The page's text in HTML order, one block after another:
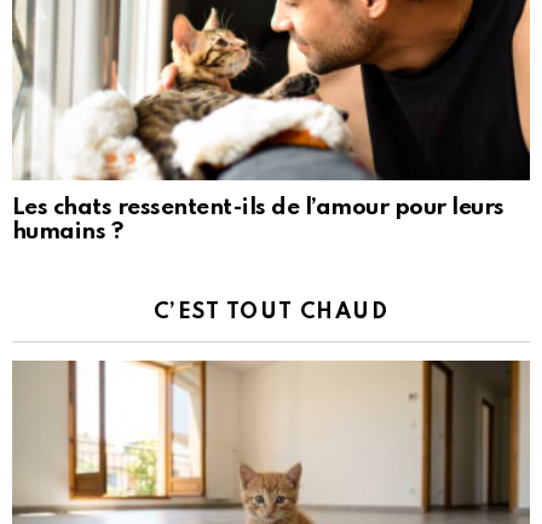
Les chats ressentent-ils de l’amour pour leurs
humains ?
C’EST TOUT CHAUD